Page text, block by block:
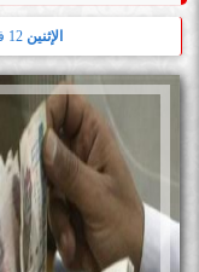
الإثنين 12 فبراير 2024